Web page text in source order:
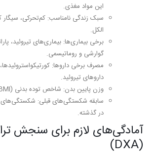
این مواد مغذی.
سبک زندگی نامناسب: کم‌تحرکی،
الکل.
برخی بیماری‌ها: بیماری‌های تیروئید،
گوارشی و روماتیسمی.
مصرف برخی داروها:
داروهای تیروئید.
وزن پایین بدن: شاخص توده بدنی (BMI) پایین.
سابقه شکستگی‌های قبلی: شکستگی‌های
در گذشته.
آمادگی‌های لازم برای سنجش
(DXA)